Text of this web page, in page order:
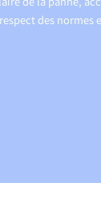
de la panne,
des normes